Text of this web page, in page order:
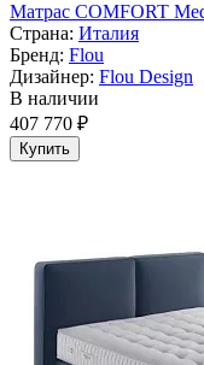
Матрас СOMFORT
Страна: Италия
Бренд: Flou
Дизайнер: Flou Design
В наличии
407 770 ₽
Купить